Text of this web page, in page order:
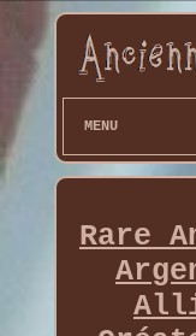
MENU
Rare